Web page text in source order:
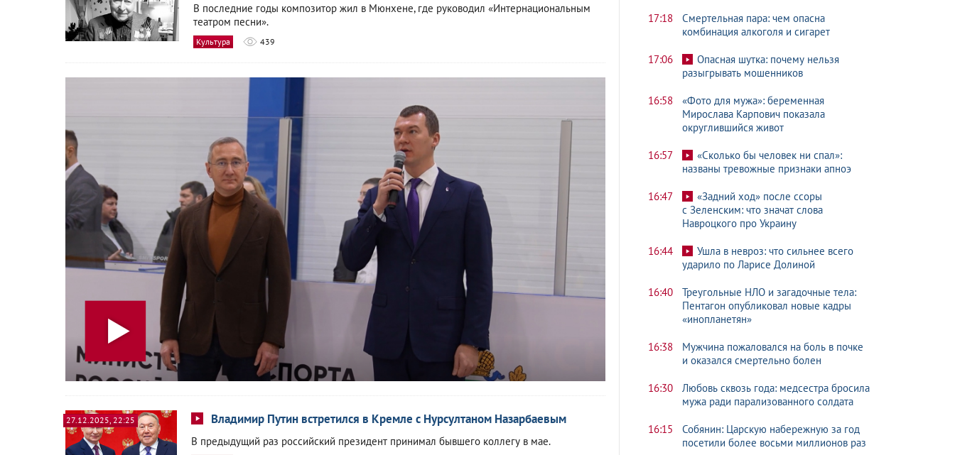
В последние годы композитор жил в Мюнхене, где руководил «Интернациональным
театром песни».
Культура 439
27.12.2025, 22:25 Владимир Путин встретился в Кремле с Нурсултаном Назарбаевым
В предыдущий раз российский президент принимал бывшего коллегу в мае.
17:18
Смертельная пара: чем опасна
комбинация алкоголя и сигарет
17:06
Опасная шутка: почему нельзя
разыгрывать мошенников
16:58
«Фото для мужа»: беременная
Мирослава Карпович показала
округлившийся живот
16:57
«Сколько бы человек ни спал»:
названы тревожные признаки апноэ
16:47
«Задний ход» после ссоры
с Зеленским: что значат слова
Навроцкого про Украину
16:44
Ушла в невроз: что сильнее всего
ударило по Ларисе Долиной
16:40
Треугольные НЛО и загадочные тела:
Пентагон опубликовал новые кадры
«инопланетян»
16:38
Мужчина пожаловался на боль в почке
и оказался смертельно болен
16:30
Любовь сквозь года: медсестра бросила
мужа ради парализованного солдата
16:15
Собянин: Царскую набережную за год
посетили более восьми миллионов раз